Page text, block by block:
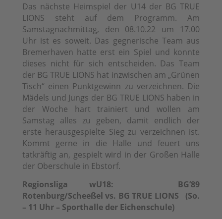
Das nächste Heimspiel der U14 der BG TRUE
LIONS steht auf dem Programm. Am
Samstagnachmittag, den 08.10.22 um 17.00
Uhr ist es soweit. Das gegnerische Team aus
Bremerhaven hatte erst ein Spiel und konnte
dieses nicht für sich entscheiden. Das Team
der BG TRUE LIONS hat inzwischen am „Grünen
Tisch“ einen Punktgewinn zu verzeichnen. Die
Mädels und Jungs der BG TRUE LIONS haben in
der Woche hart trainiert und wollen am
Samstag alles zu geben, damit endlich der
erste herausgespielte Sieg zu verzeichnen ist.
Kommt gerne in die Halle und feuert uns
tatkräftig an, gespielt wird in der Großen Halle
der Oberschule in Ebstorf.
Regionsliga wU18: BG’89
Rotenburg/Scheeßel vs. BG TRUE LIONS (So.
– 11 Uhr – Sporthalle der Eichenschule)